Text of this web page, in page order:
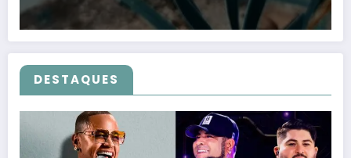
DESTAQUES